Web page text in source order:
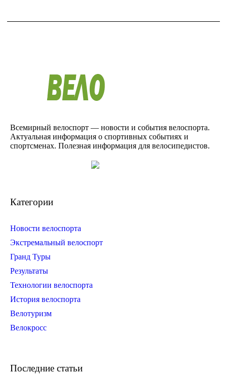
Всемирный велоспорт — новости и события велоспорта.
Актуальная информация о спортивных событиях и
спортсменах. Полезная информация для велосипедистов.
Категории
Новости велоспорта
Экстремальный велоспорт
Гранд Туры
Результаты
Технологии велоспорта
История велоспорта
Велотуризм
Велокросс
Последние статьи